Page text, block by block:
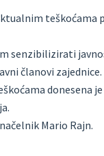
teškoćama
senzibilizirati
članovi zajednice.
donesena
Mario Rajn.